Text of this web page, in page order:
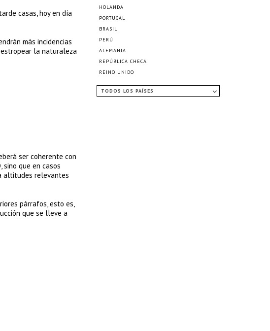
casas, hoy en día
más incidencias
la naturaleza
ser coherente con
sino que en casos
altitudes relevantes
párrafos, esto es,
que se lleve a
HOLANDA
PORTUGAL
BRASIL
PERÚ
ALEMANIA
REPÚBLICA CHECA
REINO UNIDO
TODOS LOS PAÍSES